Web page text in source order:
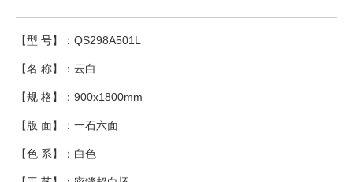
【型 号】：QS298A501L
【名 称】：云白
【规 格】：900x1800mm
【版 面】：一石六面
【色 系】：白色